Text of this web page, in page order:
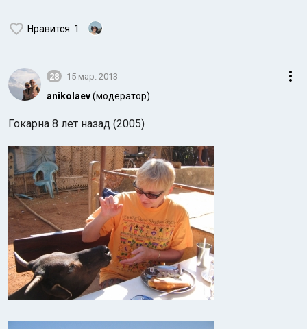
Нравится: 1
28 15 мар. 2013
anikolaev(модератор)
Гокарна 8 лет назад (2005)